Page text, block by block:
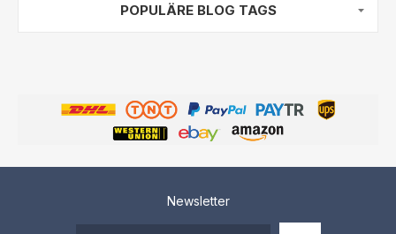
POPULÄRE BLOG TAGS
Newsletter